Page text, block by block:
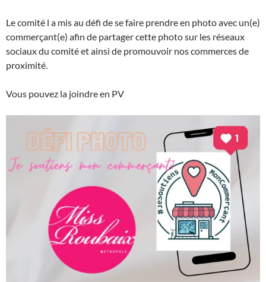
Le comité l a mis au défi de se faire prendre en photo avec un(e)
commerçant(e) afin de partager cette photo sur les réseaux
sociaux du comité et ainsi de promouvoir nos commerces de
proximité.
Vous pouvez la joindre en PV